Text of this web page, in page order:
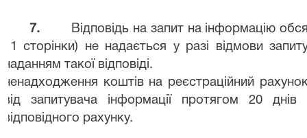
7.
Відповідь на запит на інформацію
11 сторінки) не надається у разі відмови
наданням такої відповіді.
ненадходження коштів на реєстраційний
від запитувача інформації протягом 20
відповідного рахунку.